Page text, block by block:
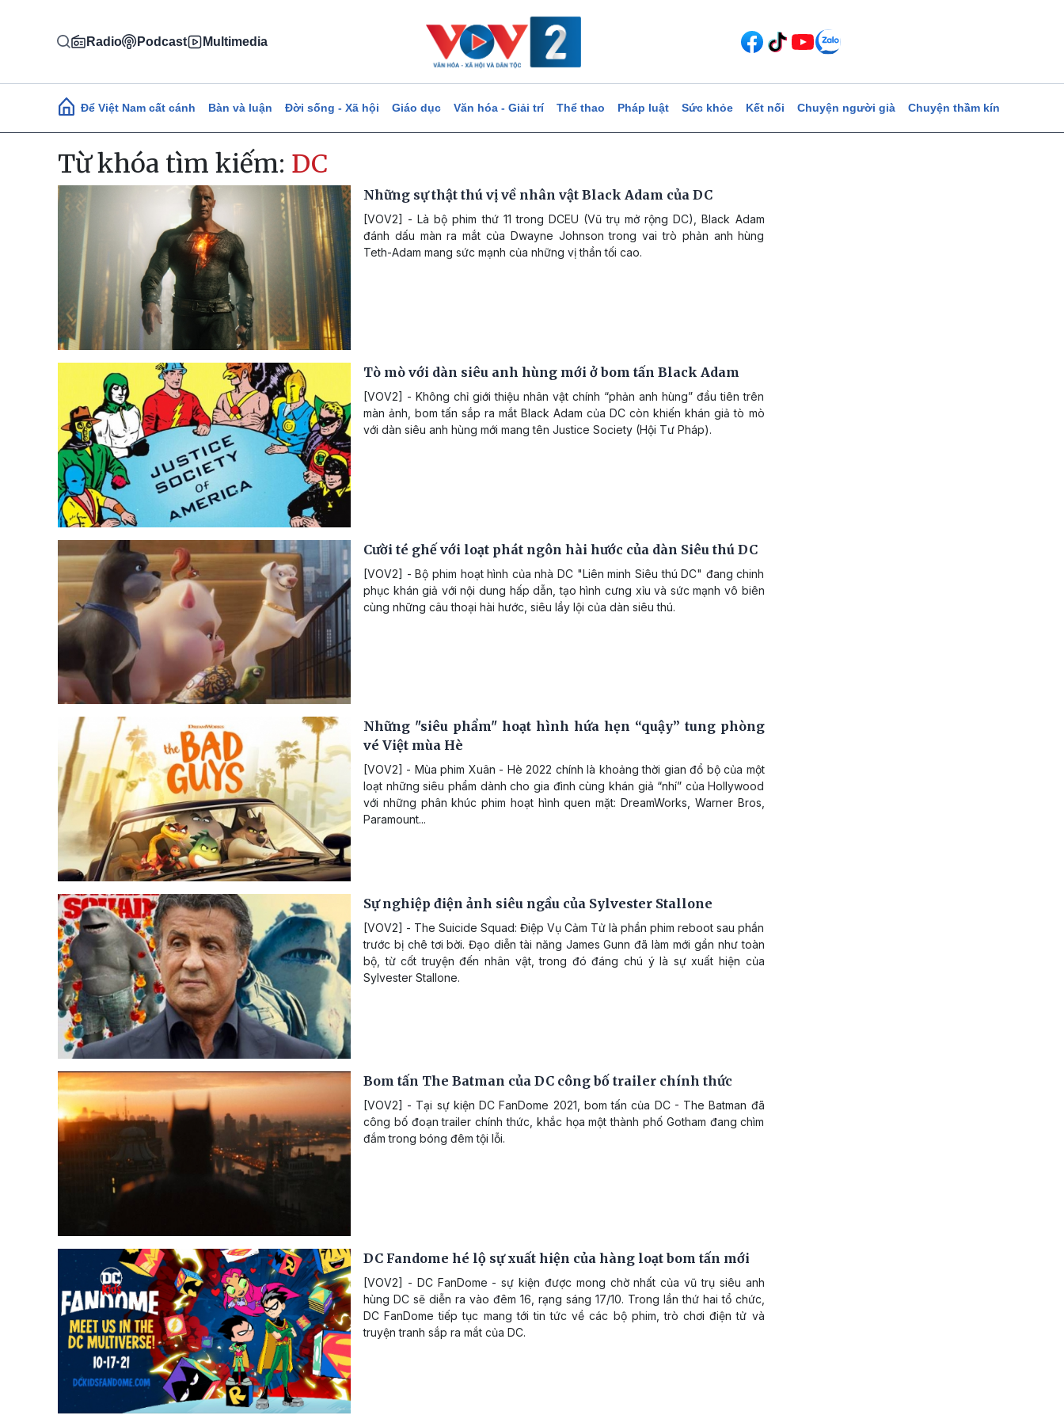
Radio Podcast Multimedia
Main navigation
Để Việt Nam cất cánh Bàn và luận Đời sống - Xã hội Giáo dục Văn hóa - Giải trí Thể thao Pháp luật Sức khỏe Kết nối Chuyện người già Chuyện thầm kín
Từ khóa tìm kiếm: DC
Những sự thật thú vị về nhân vật Black Adam của DC
[VOV2] - Là bộ phim thứ 11 trong DCEU (Vũ trụ mở rộng DC), Black Adam
đánh dấu màn ra mắt của Dwayne Johnson trong vai trò phản anh hùng
Teth-Adam mang sức mạnh của những vị thần tối cao.
Tò mò với dàn siêu anh hùng mới ở bom tấn Black Adam
[VOV2] - Không chỉ giới thiệu nhân vật chính “phản anh hùng” đầu tiên trên
màn ảnh, bom tấn sắp ra mắt Black Adam của DC còn khiến khán giả tò mò
với dàn siêu anh hùng mới mang tên Justice Society (Hội Tư Pháp).
Cười té ghế với loạt phát ngôn hài hước của dàn Siêu thú DC
[VOV2] - Bộ phim hoạt hình của nhà DC "Liên minh Siêu thú DC" đang chinh
phục khán giả với nội dung hấp dẫn, tạo hình cưng xỉu và sức mạnh vô biên
cùng những câu thoại hài hước, siêu lầy lội của dàn siêu thú.
Những "siêu phẩm" hoạt hình hứa hẹn “quậy” tung phòng
vé Việt mùa Hè
[VOV2] - Mùa phim Xuân - Hè 2022 chính là khoảng thời gian đổ bộ của một
loạt những siêu phẩm dành cho gia đình cùng khán giả “nhí” của Hollywood
với những phân khúc phim hoạt hình quen mặt: DreamWorks, Warner Bros,
Paramount...
Sự nghiệp điện ảnh siêu ngầu của Sylvester Stallone
[VOV2] - The Suicide Squad: Điệp Vụ Cảm Tử là phần phim reboot sau phần
trước bị chê tơi bời. Đạo diễn tài năng James Gunn đã làm mới gần như toàn
bộ, từ cốt truyện đến nhân vật, trong đó đáng chú ý là sự xuất hiện của
Sylvester Stallone.
Bom tấn The Batman của DC công bố trailer chính thức
[VOV2] - Tại sự kiện DC FanDome 2021, bom tấn của DC - The Batman đã
công bố đoạn trailer chính thức, khắc họa một thành phố Gotham đang chìm
đắm trong bóng đêm tội lỗi.
DC Fandome hé lộ sự xuất hiện của hàng loạt bom tấn mới
[VOV2] - DC FanDome - sự kiện được mong chờ nhất của vũ trụ siêu anh
hùng DC sẽ diễn ra vào đêm 16, rạng sáng 17/10. Trong lần thứ hai tổ chức,
DC FanDome tiếp tục mang tới tin tức về các bộ phim, trò chơi điện tử và
truyện tranh sắp ra mắt của DC.